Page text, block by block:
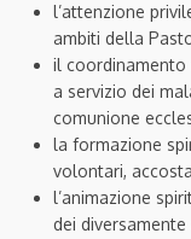
l’attenzione
ambiti della
il coordinamento
a servizio dei
comunione
la formazione
volontari,
l’animazione
dei